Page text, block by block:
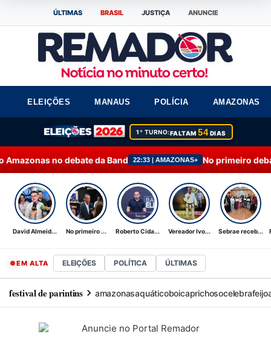
ÚLTIMAS BRASIL JUSTIÇA ANUNCIE
ELEIÇÕES MANAUS POLÍCIA AMAZONAS
1º TURNO:FALTAM54DIAS
da Band 22:33 | AMAZONAS+ No primeiro debate, Omar destaca
David Almeid... No primeiro ... Roberto Cida... Vereador Ivo... Sebrae receb...
EM ALTA ELEIÇÕES POLÍTICA ÚLTIMAS
festival de parintins amazonasaquáticoboicaprichosocelebra